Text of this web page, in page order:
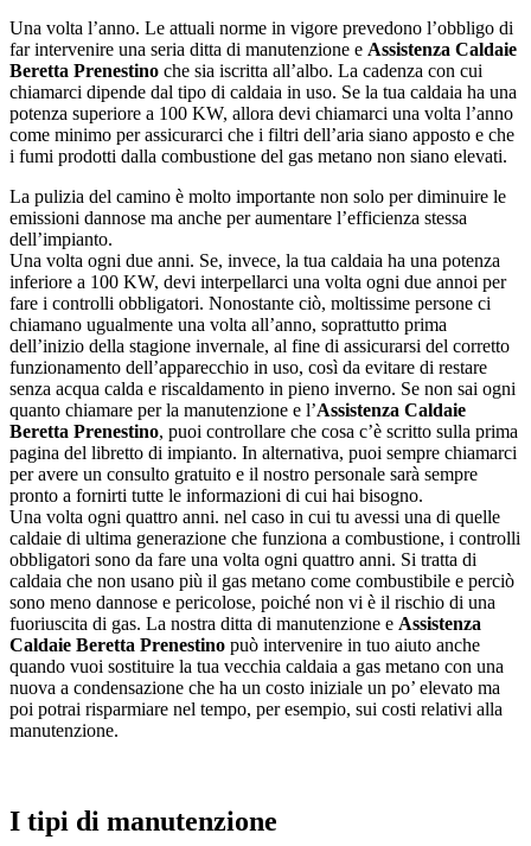
Una volta l’anno. Le attuali norme in vigore prevedono l’obbligo di
far intervenire una seria ditta di manutenzione e Assistenza Caldaie
Beretta Prenestino che sia iscritta all’albo. La cadenza con cui
chiamarci dipende dal tipo di caldaia in uso. Se la tua caldaia ha una
potenza superiore a 100 KW, allora devi chiamarci una volta l’anno
come minimo per assicurarci che i filtri dell’aria siano apposto e che
i fumi prodotti dalla combustione del gas metano non siano elevati.
La pulizia del camino è molto importante non solo per diminuire le
emissioni dannose ma anche per aumentare l’efficienza stessa
dell’impianto.
Una volta ogni due anni. Se, invece, la tua caldaia ha una potenza
inferiore a 100 KW, devi interpellarci una volta ogni due annoi per
fare i controlli obbligatori. Nonostante ciò, moltissime persone ci
chiamano ugualmente una volta all’anno, soprattutto prima
dell’inizio della stagione invernale, al fine di assicurarsi del corretto
funzionamento dell’apparecchio in uso, così da evitare di restare
senza acqua calda e riscaldamento in pieno inverno. Se non sai ogni
quanto chiamare per la manutenzione e l’Assistenza Caldaie
Beretta Prenestino, puoi controllare che cosa c’è scritto sulla prima
pagina del libretto di impianto. In alternativa, puoi sempre chiamarci
per avere un consulto gratuito e il nostro personale sarà sempre
pronto a fornirti tutte le informazioni di cui hai bisogno.
Una volta ogni quattro anni. nel caso in cui tu avessi una di quelle
caldaie di ultima generazione che funziona a combustione, i controlli
obbligatori sono da fare una volta ogni quattro anni. Si tratta di
caldaia che non usano più il gas metano come combustibile e perciò
sono meno dannose e pericolose, poiché non vi è il rischio di una
fuoriuscita di gas. La nostra ditta di manutenzione e Assistenza
Caldaie Beretta Prenestino può intervenire in tuo aiuto anche
quando vuoi sostituire la tua vecchia caldaia a gas metano con una
nuova a condensazione che ha un costo iniziale un po’ elevato ma
poi potrai risparmiare nel tempo, per esempio, sui costi relativi alla
manutenzione.
I tipi di manutenzione